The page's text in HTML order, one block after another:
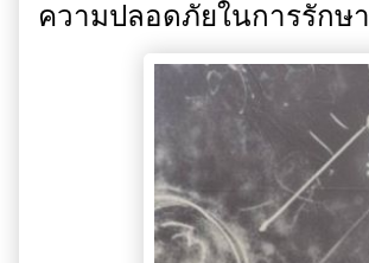
ความปลอดภัยในการรักษา